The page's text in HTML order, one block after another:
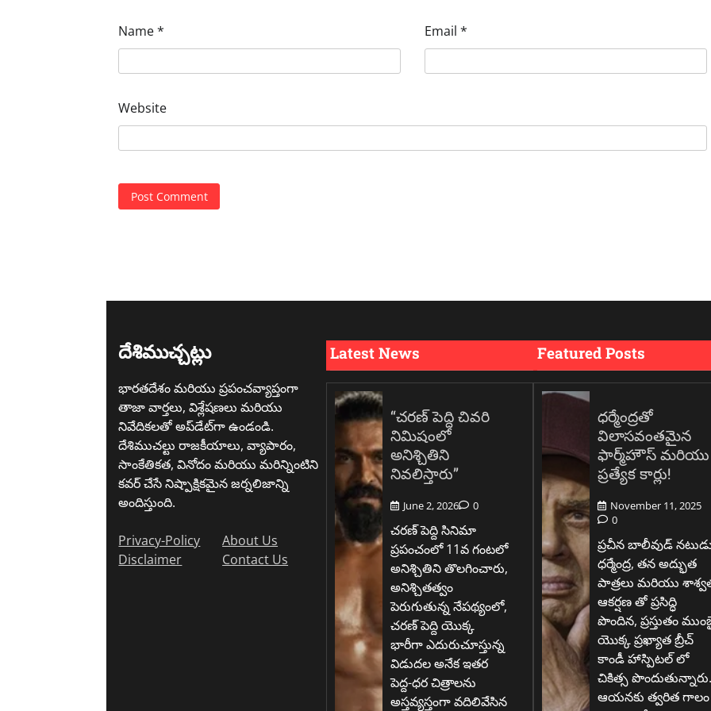
Name* Email*
Website
దేశిముచ్చట్లు
భారతదేశం మరియు ప్రపంచవ్యాప్తంగా
తాజా వార్తలు, విశ్లేషణలు మరియు
నివేదికలతో అప్‌డేట్‌గా ఉండండి.
దేశిముచల్టు రాజకీయాలు, వ్యాపారం,
సాంకేతికత, వినోదం మరియు మరిన్నింటిని
కవర్ చేసే నిష్పాక్షికమైన జర్నలిజాన్ని
అందిస్తుంది.
Privacy-Policy
Disclaimer
About Us
Contact Us
Latest News
“చరణ్ పెద్ది చివరి
నిమిషంలో
అనిశ్చితిని
నివలిస్తారు”
June 2, 2026 0
చరణ్ పెద్ది సినిమా
ప్రపంచంలో 11వ గంటలో
అనిశ్చితిని తొలగించారు,
అనిశ్చితత్వం
పెరుగుతున్న నేపథ్యంలో,
చరణ్ పెద్ది యొక్క
భారీగా ఎదురుచూస్తున్న
విడుదల అనేక ఇతర
పెద్ద-ధర చిత్రాలను
అస్తవ్యస్తంగా వదిలివేసిన
Featured Posts
ధర్మేంద్రతో
విలాసవంతమైన
ఫార్మ్‌హౌస్ మరియు
ప్రత్యేక కార్లు!
November 11, 2025
0
ప్రచీన బాలీవుడ్
ధర్మేంద్ర, తన అద్భుత
పాత్రలు మరియు
ఆకర్షణ తో ప్రసిద్ధి
పొందిన, ప్రస్తుతం
యొక్క ప్రఖ్యాత బ్రీచ్
కాండీ హాస్పిటల్ లో
చికిత్స పొందుతున్నారు.
ఆయనకు త్వరిత గాలం